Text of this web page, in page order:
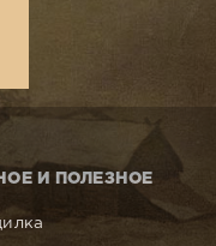
И ПОЛЕЗНОЕ